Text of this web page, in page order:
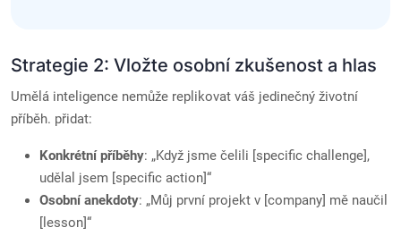
Strategie 2: Vložte osobní zkušenost a hlas
Umělá inteligence nemůže replikovat váš jedinečný životní
příběh. přidat:
Konkrétní příběhy: „Když jsme čelili [specific challenge],
udělal jsem [specific action]“
Osobní anekdoty: „Můj první projekt v [company] mě naučil
[lesson]“